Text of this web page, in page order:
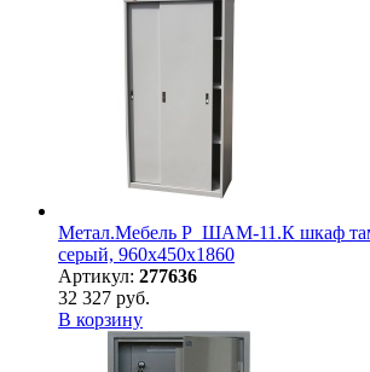
Метал.Мебель P_ШАМ-11.К шкаф
серый, 960х450х1860
Артикул: 277636
32 327 руб.
В корзину